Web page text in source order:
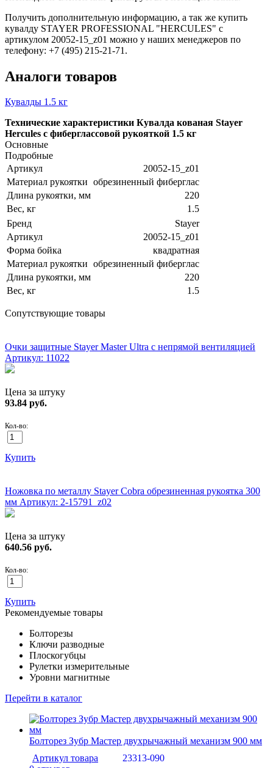
Получить дополнительную информацию, а так же купить
кувалду STAYER PROFESSIONAL "HERCULES" с
артикулом 20052-15_z01 можно у наших менеджеров по
телефону: +7 (495) 215-21-71.
Аналоги товаров
Кувалды 1.5 кг
Технические характеристики Кувалда кованая Stayer
Hercules с фиберглассовой рукояткой 1.5 кг
Основные
Подробные
Артикул
20052-15_z01
Материал рукоятки обрезиненный фиберглас
Длина рукоятки, мм
220
Вес, кг
1.5
Бренд
Stayer
Артикул
20052-15_z01
Форма бойка
квадратная
Материал рукоятки обрезиненный фиберглас
Длина рукоятки, мм
220
Вес, кг
1.5
Сопутствующие товары
Очки защитные Stayer Master Ultra с непрямой вентиляцией
Артикул: 11022
Цена за штуку
93.84 руб.
Кол-во:
Купить
Ножовка по металлу Stayer Cobra обрезиненная рукоятка 300
мм Артикул: 2-15791_z02
Цена за штуку
640.56 руб.
Кол-во:
Купить
Рекомендуемые товары
Болторезы
Ключи разводные
Плоскогубцы
Рулетки измерительные
Уровни магнитные
Перейти в каталог
Болторез Зубр Мастер двухрычажный механизм 900 мм
Артикул товара
23313-090